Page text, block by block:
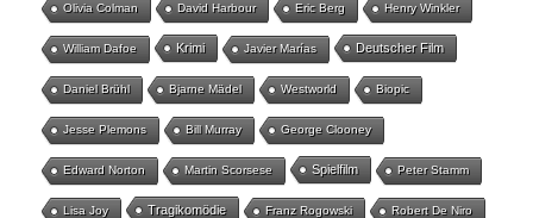
Olivia Colman David Harbour Eric Berg Henry Winkler
William Dafoe Krimi Javier Marías Deutscher Film
Daniel Brühl Bjarne Mädel Westworld Biopic
Jesse Plemons Bill Murray George Clooney
Edward Norton Martin Scorsese Spielfilm Peter Stamm
Lisa Joy Tragikomödie Franz Rogowski Robert De Niro